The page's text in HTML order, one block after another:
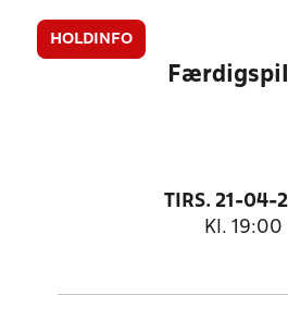
HOLDINFO
TIRS. 21-04-
Kl. 19:00